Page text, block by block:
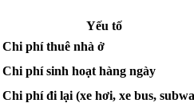
Yếu tố
Chi phí thuê nhà ở
Chi phí sinh hoạt hàng ngày
Chi phí đi lại (xe hơi, xe bus,